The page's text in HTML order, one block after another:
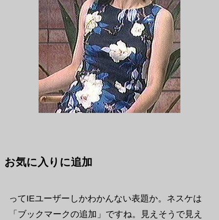
お気に入りに追加
ってIEユーザーしかわかんない表題か。ネスケは
「ブックマークの追加」ですね。見えそうで見え